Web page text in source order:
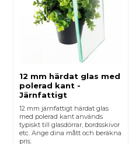
12 mm härdat glas med
polerad kant -
Järnfattigt
12 mm järnfattigt härdat glas
med polerad kant används
typiskt till glasdörrar, bordsskivor
etc. Ange dina mått och beräkna
pris.